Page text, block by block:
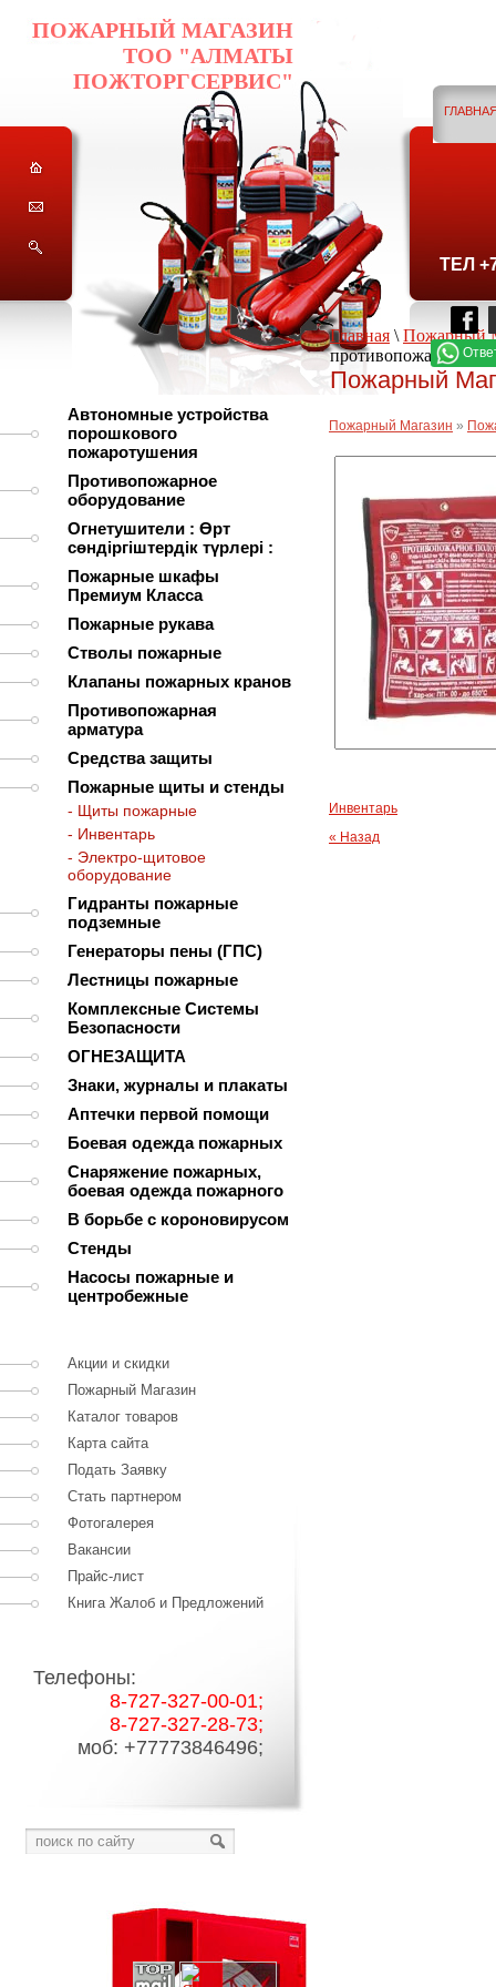
ТЕЛ
ПОЖАРНЫЙ МАГАЗИН
ТОО "АЛМАТЫ
ПОЖТОРГСЕРВИС"
Главная \ Пожарный
противопожарное
Пожарный
Автономные устройства
порошкового
пожаротушения
Противопожарное
оборудование
Огнетушители : Өрт
сөндіргіштердік түрлері :
Пожарные шкафы
Премиум Класса
Пожарные рукава
Стволы пожарные
Клапаны пожарных кранов
Противопожарная
арматура
Средства защиты
Пожарные щиты и стенды
- Щиты пожарные
- Инвентарь
- Электро-щитовое
оборудование
Гидранты пожарные
подземные
Генераторы пены (ГПС)
Лестницы пожарные
Комплексные Системы
Безопасности
ОГНЕЗАЩИТА
Знаки, журналы и плакаты
Аптечки первой помощи
Боевая одежда пожарных
Снаряжение пожарных,
боевая одежда пожарного
В борьбе с короновирусом
Стенды
Насосы пожарные и
центробежные
Акции и скидки
Пожарный Магазин
Каталог товаров
Карта сайта
Подать Заявку
Стать партнером
Фотогалерея
Вакансии
Прайс-лист
Книга Жалоб и Предложений
Телефоны:
8-727-327-00-01;
8-727-327-28-73;
моб: +77773846496;
Пожарный Магазин »
Инвентарь
« Назад